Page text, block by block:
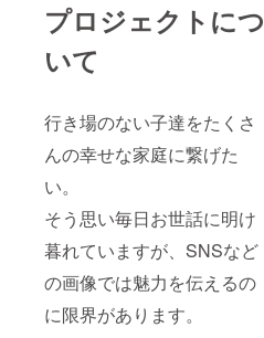
プロジェクトにつ
いて
行き場のない子達をたくさ
んの幸せな家庭に繋げた
い。
そう思い毎日お世話に明け
暮れていますが、SNSなど
の画像では魅力を伝えるの
に限界があります。